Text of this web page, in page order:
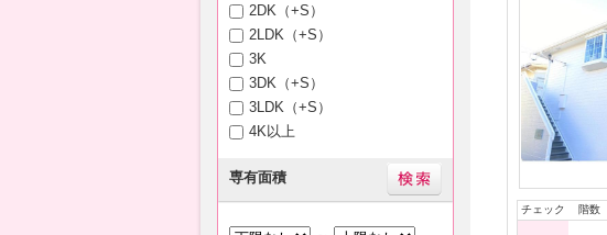
2DK（+S）
2LDK（+S）
3K
3DK（+S）
3LDK（+S）
4K以上
専有面積
チェック 階数